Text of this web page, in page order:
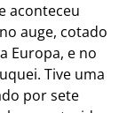
aconteceu
auge, cotado
Europa, e no
Tive uma
por sete